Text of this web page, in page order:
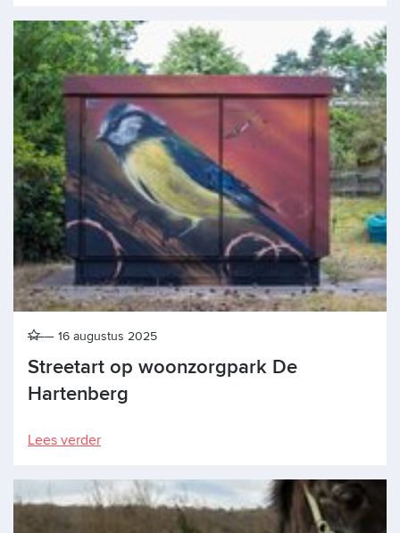
Streetart op woonzorgpark De
Hartenberg
16 augustus 2025
Lees verder